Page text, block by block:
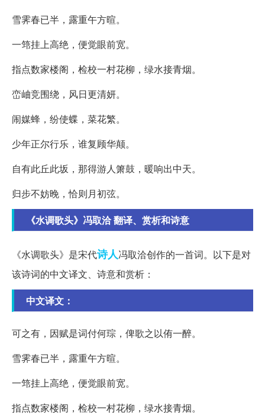
雪霁春已半，露重午方暄。
一筇挂上高绝，便觉眼前宽。
指点数家楼阁，检校一村花柳，绿水接青烟。
峦岫竞围绕，风日更清妍。
闹媒蜂，纷使蝶，菜花繁。
少年正尔行乐，谁复顾华颠。
自有此丘此坂，那得游人箫鼓，暖响出中天。
归步不妨晚，恰则月初弦。
《水调歌头》冯取洽 翻译、赏析和诗意
《水调歌头》是宋代诗人冯取洽创作的一首词。以下是对
该诗词的中文译文、诗意和赏析：
中文译文：
可之有，因赋是词付何琮，俾歌之以侑一醉。
雪霁春已半，露重午方暄。
一筇挂上高绝，便觉眼前宽。
指点数家楼阁，检校一村花柳，绿水接青烟。